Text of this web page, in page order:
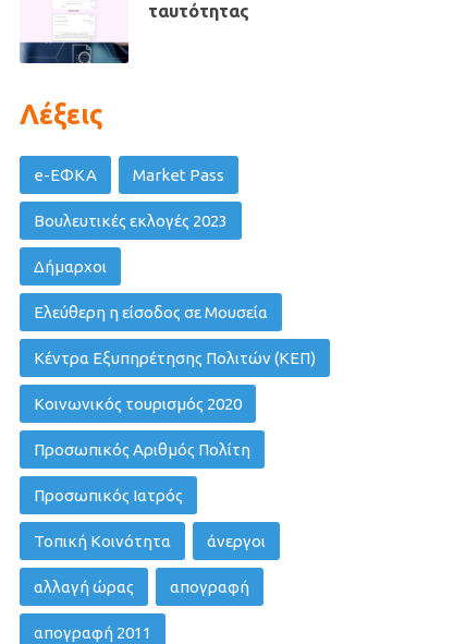
ταυτότητας
Λέξεις
e-ΕΦΚΑ Market Pass
Βουλευτικές εκλογές 2023
Δήμαρχοι
Ελεύθερη η είσοδος σε Μουσεία
Κέντρα Εξυπηρέτησης Πολιτών (ΚΕΠ)
Κοινωνικός τουρισμός 2020
Προσωπικός Αριθμός Πολίτη
Προσωπικός Ιατρός
Τοπική Κοινότητα άνεργοι
αλλαγή ώρας απογραφή
απογραφή 2011